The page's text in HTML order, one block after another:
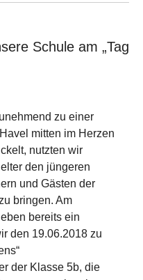
Schule am „Tag
zu einer
mitten im Herzen
nutzten wir
den jüngeren
und Gästen der
bringen. Am
bereits ein
den 19.06.2018 zu
der Klasse 5b, die